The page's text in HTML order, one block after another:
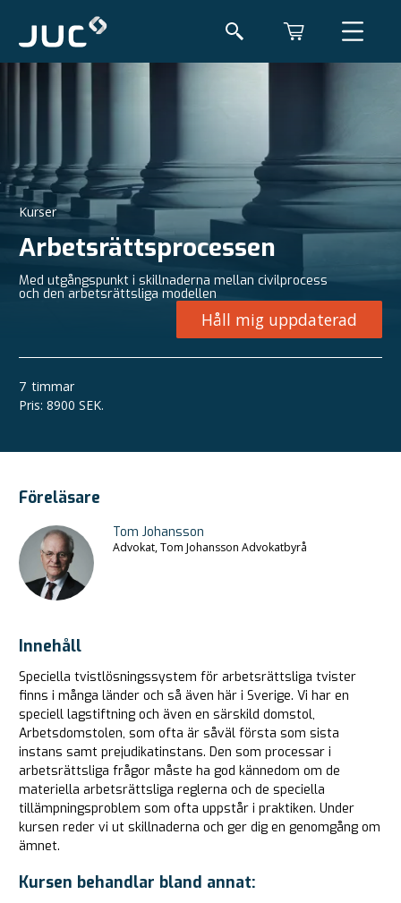
Kurser
Arbetsrättsprocessen
Med utgångspunkt i skillnaderna mellan civilprocess
och den arbetsrättsliga modellen
Håll mig uppdaterad
7 timmar
Pris: 8900 SEK.
Föreläsare
Tom Johansson
Advokat, Tom Johansson Advokatbyrå
Innehåll
Speciella tvistlösningssystem för arbetsrättsliga tvister
finns i många länder och så även här i Sverige. Vi har en
speciell lagstiftning och även en särskild domstol,
Arbetsdomstolen, som ofta är såväl första som sista
instans samt prejudikatinstans. Den som processar i
arbetsrättsliga frågor måste ha god kännedom om de
materiella arbetsrättsliga reglerna och de speciella
tillämpningsproblem som ofta uppstår i praktiken. Under
kursen reder vi ut skillnaderna och ger dig en genomgång om
ämnet.
Kursen behandlar bland annat: